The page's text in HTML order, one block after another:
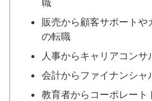
職
販売から顧客サポート
の転職
人事からキャリアコン
会計からファイナンシャ
教育者からコーポレート